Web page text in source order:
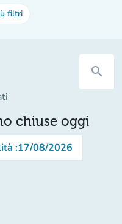
filtri
search
chiuse oggi
:17/08/2026